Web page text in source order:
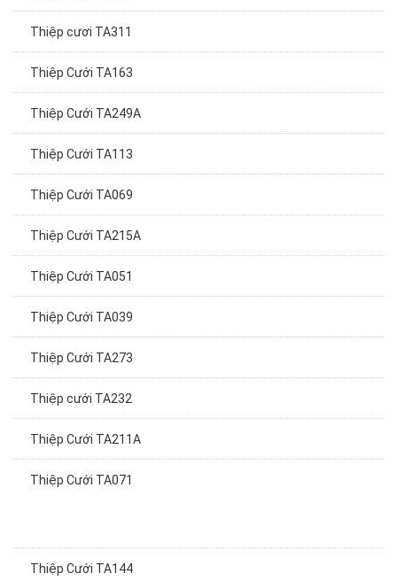
Thiệp cươi TA311
Thiệp Cưới TA163
Thiệp Cưới TA249A
Thiệp Cưới TA113
Thiệp Cưới TA069
Thiệp Cưới TA215A
Thiệp Cưới TA051
Thiệp Cưới TA039
Thiệp Cưới TA273
Thiệp cưới TA232
Thiệp Cưới TA211A
Thiệp Cưới TA071
Thiệp Cưới TA144